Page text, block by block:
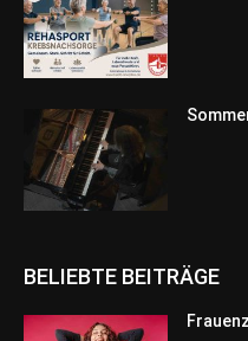
BELIEBTE BEITRÄGE